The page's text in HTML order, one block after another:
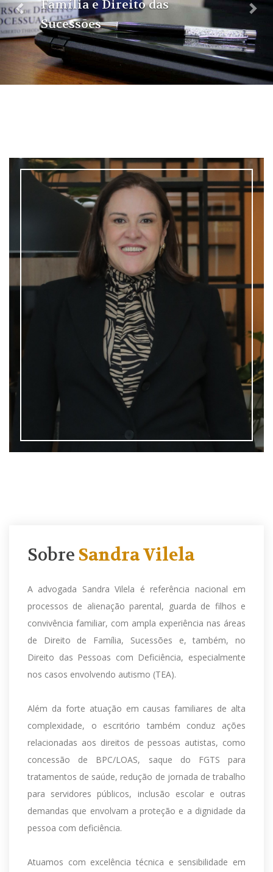
Família e Direito das
Sucessões
Sobre Sandra Vilela
A advogada Sandra Vilela é referência nacional em
processos de alienação parental, guarda de filhos e
convivência familiar, com ampla experiência nas áreas
de Direito de Família, Sucessões e, também, no
Direito das Pessoas com Deficiência, especialmente
nos casos envolvendo autismo (TEA).
Além da forte atuação em causas familiares de alta
complexidade, o escritório também conduz ações
relacionadas aos direitos de pessoas autistas, como
concessão de BPC/LOAS, saque do FGTS para
tratamentos de saúde, redução de jornada de trabalho
para servidores públicos, inclusão escolar e outras
demandas que envolvam a proteção e a dignidade da
pessoa com deficiência.
Atuamos com excelência técnica e sensibilidade em